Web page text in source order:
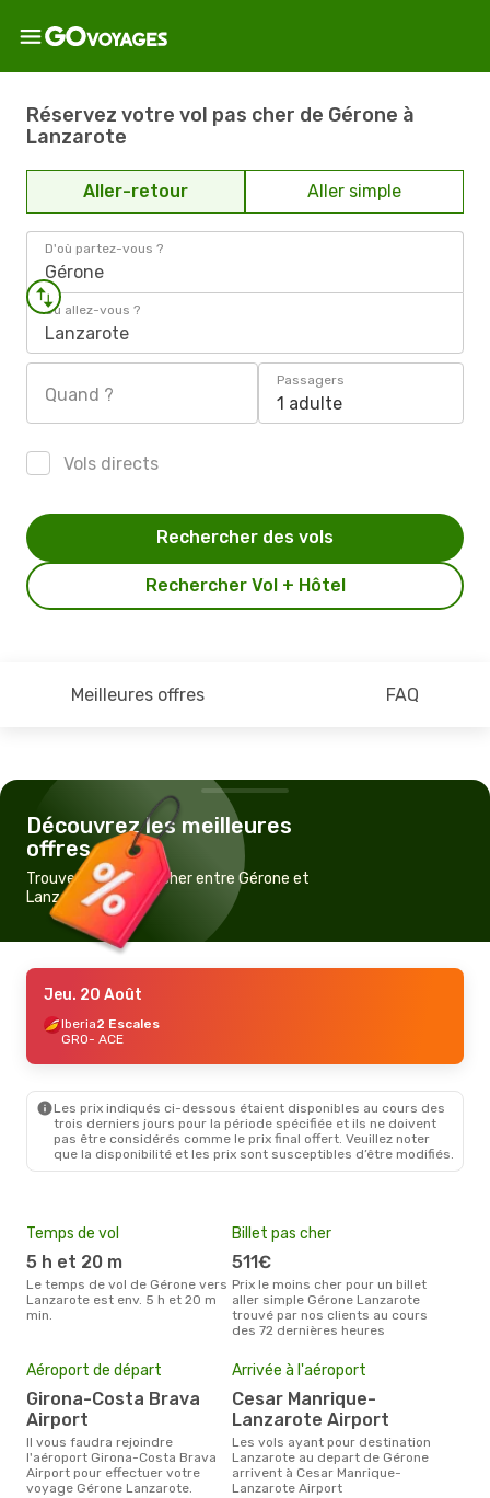
Réservez votre vol pas cher de Gérone à
Lanzarote
Aller-retour Aller simple
D'où partez-vous ?
Gérone
Où allez-vous ?
Lanzarote
Quand ?
Passagers
1 adulte
Vols directs
Rechercher Vol + Hôtel
Rechercher des vols
Meilleures offres FAQ
Découvrez les meilleures
offres
Trouvez un vol pas cher entre Gérone et
Lanzarote
Jeu. 20 Août
Iberia2 Escales
GRO- ACE
Les prix indiqués ci-dessous étaient disponibles au cours des
trois derniers jours pour la période spécifiée et ils ne doivent
pas être considérés comme le prix final offert. Veuillez noter
que la disponibilité et les prix sont susceptibles d’être modifiés.
Temps de vol
5 h et 20 m
Le temps de vol de Gérone vers
Lanzarote est env. 5 h et 20 m
min.
Billet pas cher
511€
Prix le moins cher pour un billet
aller simple Gérone Lanzarote
trouvé par nos clients au cours
des 72 dernières heures
Aéroport de départ
Girona-Costa Brava
Airport
Il vous faudra rejoindre
l'aéroport Girona-Costa Brava
Airport pour effectuer votre
voyage Gérone Lanzarote.
Arrivée à l'aéroport
Cesar Manrique-
Lanzarote Airport
Les vols ayant pour destination
Lanzarote au depart de Gérone
arrivent à Cesar Manrique-
Lanzarote Airport